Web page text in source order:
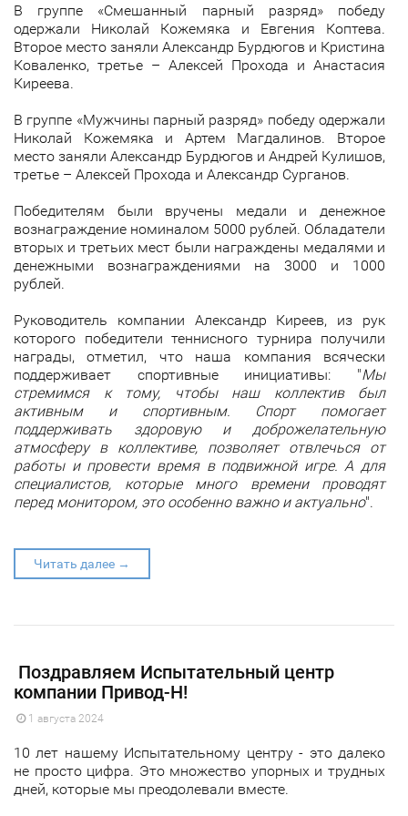
В группе «Смешанный парный разряд» победу
одержали Николай Кожемяка и Евгения Коптева.
Второе место заняли Александр Бурдюгов и Кристина
Коваленко, третье – Алексей Прохода и Анастасия
Киреева.
В группе «Мужчины парный разряд» победу одержали
Николай Кожемяка и Артем Магдалинов. Второе
место заняли Александр Бурдюгов и Андрей Кулишов,
третье – Алексей Прохода и Александр Сурганов.
Победителям были вручены медали и денежное
вознаграждение номиналом 5000 рублей. Обладатели
вторых и третьих мест были награждены медалями и
денежными вознаграждениями на 3000 и 1000
рублей.
Руководитель компании Александр Киреев, из рук
которого победители теннисного турнира получили
награды, отметил, что наша компания всячески
поддерживает спортивные инициативы: "Мы
стремимся к тому, чтобы наш коллектив был
активным и спортивным. Спорт помогает
поддерживать здоровую и доброжелательную
атмосферу в коллективе, позволяет отвлечься от
работы и провести время в подвижной игре. А для
специалистов, которые много времени проводят
перед монитором, это особенно важно и актуально".
Читать далее →
​ Поздравляем Испытательный центр
компании Привод-Н!
1 августа 2024
10 лет нашему Испытательному центру - это далеко
не просто цифра. Это множество упорных и трудных
дней, которые мы преодолевали вместе.